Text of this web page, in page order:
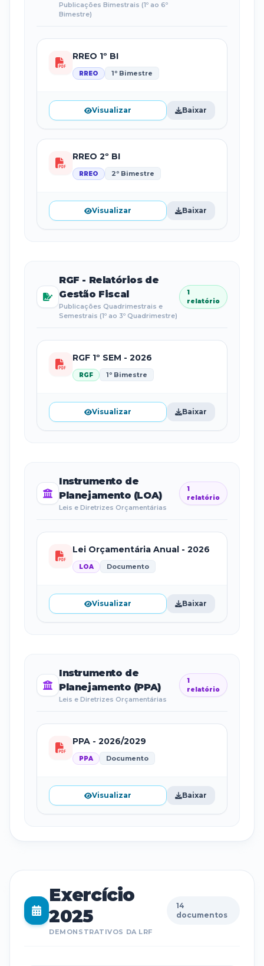
Publicações Bimestrais (1º ao 6º
Bimestre)
RREO 1º BI
RREO 1º Bimestre
Visualizar Baixar
RREO 2º BI
RREO 2º Bimestre
Visualizar Baixar
RGF - Relatórios de
Gestão Fiscal
Publicações Quadrimestrais e
Semestrais (1º ao 3º Quadrimestre)
1
relatório
RGF 1º SEM - 2026
RGF 1º Bimestre
Visualizar Baixar
Instrumento de
Planejamento (LOA)
Leis e Diretrizes Orçamentárias
1
relatório
Lei Orçamentária Anual - 2026
LOA Documento
Visualizar Baixar
Instrumento de
Planejamento (PPA)
Leis e Diretrizes Orçamentárias
1
relatório
PPA - 2026/2029
PPA Documento
Visualizar Baixar
Exercício
2025
DEMONSTRATIVOS DA LRF
14
documentos